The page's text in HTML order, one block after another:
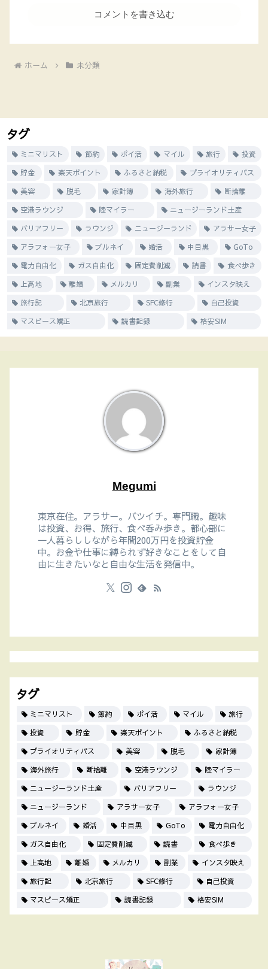
コメントを書き込む
ホーム 未分類
タグ
ミニマリスト 節約 ポイ活 マイル 旅行
投資
貯金
楽天ポイント ふるさと納税
プライオリティパス
美容
脱毛 家計簿 海外旅行
断捨離
空港ラウンジ
陸マイラー
ニュージーランド土産
バリアフリー
ラウンジ ニュージーランド
アラサー女子
アラフォー女子
ブルネイ 婚活 中目黒
GoTo
電力自由化
ガス自由化 固定費削減 読書
食べ歩き
上高地
離婚 メルカリ 副業
インスタ映え
旅行記
北京旅行 SFC修行
自己投資
マスピース矯正
読書記録 格安SIM
Megumi
東京在住。アラサー。バツイチ。専門職。趣味
は投資、お得、旅行、食べ呑み歩き。都心部に
一人暮らししながら年間200万円を投資貯金
中。お金や仕事に縛られず好きなことをして自
由に生きたいなと自由な生活を発信中。
タグ
ミニマリスト 節約 ポイ活 マイル
旅行
投資
貯金 楽天ポイント
ふるさと納税
プライオリティパス
美容 脱毛
家計簿
海外旅行
断捨離 空港ラウンジ
陸マイラー
ニュージーランド土産
バリアフリー
ラウンジ
ニュージーランド
アラサー女子
アラフォー女子
ブルネイ
婚活 中目黒 GoTo
電力自由化
ガス自由化
固定費削減 読書
食べ歩き
上高地
離婚 メルカリ 副業
インスタ映え
旅行記
北京旅行 SFC修行
自己投資
マスピース矯正
読書記録 格安SIM